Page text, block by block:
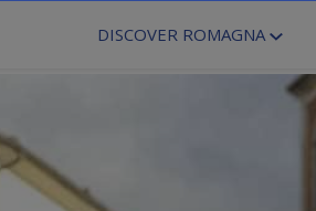
DISCOVER ROMAGNA